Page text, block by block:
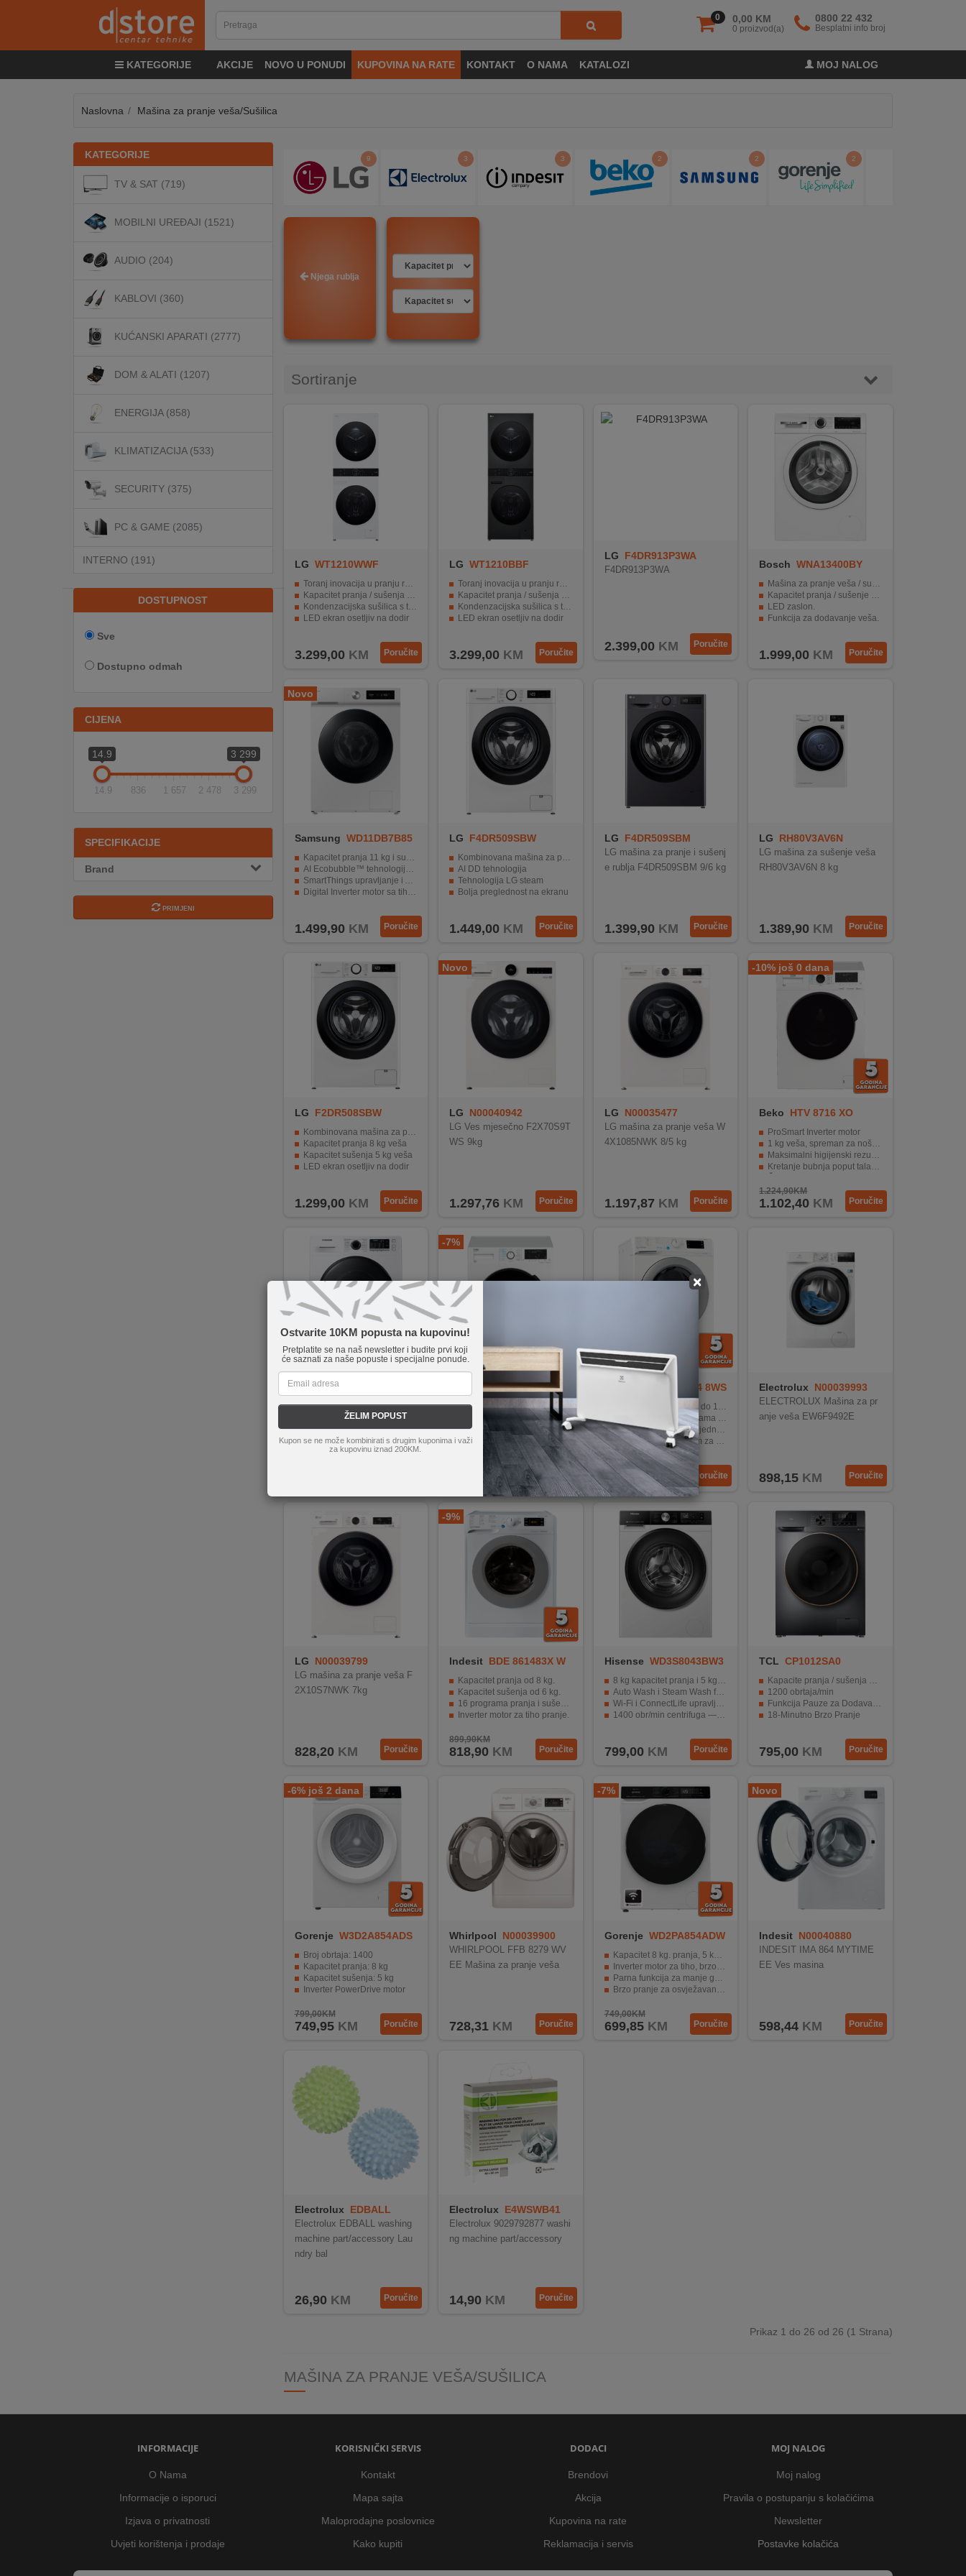
0 0,00 KM
0 proizvod(a)
0800 22 432
Besplatni info broj
KATEGORIJE AKCIJE NOVO U PONUDI KUPOVINA NA RATE KONTAKT O NAMA KATALOZI MOJ NALOG
&
KLIMATIZACIJA
×
Ostvarite 10KM popusta na kupovinu!
Pretplatite se na naš newsletter i budite prvi koji
će saznati za naše popuste i specijalne ponude.
ŽELIM POPUST
Kupon se ne može kombinirati s drugim kuponima i važi
za kupovinu iznad 200KM.
Naslovna Mašina za pranje veša/Sušilica
KATEGORIJE
TV & SAT (719)
MOBILNI UREĐAJI (1521)
AUDIO (204)
KABLOVI (360)
KUĆANSKI APARATI (2777)
DOM & ALATI (1207)
ENERGIJA (858)
KLIMATIZACIJA (533)
SECURITY (375)
PC & GAME (2085)
INTERNO (191)
DOSTUPNOST
Sve
Dostupno odmah
CIJENA
14.9 3 299
14.9 836 1 657 2 478 3 299
SPECIFIKACIJE
Brand
PRIMJENI
9 3 3 2 2 2
Njega rublja
Sortiranje
LG WT1210WWF
Toranj inovacija u pranju rublja
Kapacitet pranja / sušenja 12 / 10 kg veša
Kondenzacijska sušilica s toplinskom pumpom
LED ekran osetljiv na dodir
3.299,00 KM Poručite
LG WT1210BBF
Toranj inovacija u pranju rublja
Kapacitet pranja / sušenja 12 / 10 kg veša
Kondenzacijska sušilica s toplinskom pumpom
LED ekran osetljiv na dodir
3.299,00 KM Poručite
LG F4DR913P3WA
F4DR913P3WA
2.399,00 KM Poručite
Bosch WNA13400BY
Mašina za pranje veša / sušenje, 1400 obrtaja.
Kapacitet pranja / sušenje 8 / 5 kg.
LED zaslon.
Funkcija za dodavanje veša.
1.999,00 KM Poručite
Novo
Samsung WD11DB7B85
GWU4
Kapacitet pranja 11 kg i sušenja 7 kg
AI Ecobubble™ tehnologija za efikasno pranje pri nižim temperaturama
SmartThings upravljanje i AI Energy Mode za optimizaciju potrošnje
Digital Inverter motor sa tihim i dugotrajnim radom
1.499,90 KM Poručite
LG F4DR509SBW
Kombinovana mašina za pranje veša sa parom
AI DD tehnologija
Tehnologija LG steam
Bolja preglednost na ekranu
1.449,00 KM Poručite
LG F4DR509SBM
LG mašina za pranje i sušenj
e rublja F4DR509SBM 9/6 kg
1.399,90 KM Poručite
LG RH80V3AV6N
LG mašina za sušenje veša
RH80V3AV6N 8 kg
1.389,90 KM Poručite
LG F2DR508SBW
Kombinovana mašina za pranje veša sa parom
Kapacitet pranja 8 kg veša
Kapacitet sušenja 5 kg veša
LED ekran osetljiv na dodir
1.299,00 KM Poručite
Novo
LG N00040942
LG Ves mjesečno F2X70S9T
WS 9kg
1.297,76 KM Poručite
LG N00035477
LG mašina za pranje veša W
4X1085NWK 8/5 kg
1.197,87 KM Poručite
-10% još 0 dana
Beko HTV 8716 XO
ProSmart Inverter motor
1 kg veša, spreman za nošenje za 1 sat
Maksimalni higijenski rezultati na bilo kojoj temperaturi
Kretanje bubnja poput talasa za nježniji tretman
1.224,90KM
1.102,40 KM Poručite
Samsung
E/LE
Pranje i sušenje u jednom uređaju — maksimalna praktičnost
EcoBubble™ tehnologija za učinkovito pranje na niskim temperaturama
Hygiene Steam ciklus za dodatnu higijenu i svježinu rublja
Digital Inverter motor za tihi rad i dugotrajnost.
Moderan dizajn i intuitivne kontrole za jednostavno korištenje.
-7%
HTE 7616 X0
Kapacitet pranja od 7 kg
Kapacitet sušenja od 4 kg
15 programa, uključujući Eco 40°C
ProSmart™ inverter motor
Odložen start do 24 sata
969,00KM
901,15KM Poručite
BDE 107624 8WS
Veliki kapacitet pranja do 10 kg i sušenja do 7 kg
16 prilagodljivih programa za različite tekstile i potrebe
Funkcija Push&Go za jednostavno pranje i sušenje jednim pritiskom
Wash&Dry 45 program za brzo pranje i sušenje
Digitalni LCD ekran za lakše upravljanje ciklusima
899,90 KM Poručite
Electrolux N00039993
ELECTROLUX Mašina za pr
anje veša EW6F9492E
898,15 KM Poručite
LG N00039799
LG mašina za pranje veša F
2X10S7NWK 7kg
828,20 KM Poručite
-9%
Indesit BDE 861483X W
Kapacitet pranja od 8 kg.
Kapacitet sušenja od 6 kg.
16 programa pranja i sušenja.
Inverter motor za tiho pranje.
899,90KM
818,90 KM Poručite
Hisense WD3S8043BW3
8 kg kapacitet pranja i 5 kg sušenja — dobra kombinacija za domaće potrebe
Auto Wash i Steam Wash funkcije — automatsko prilagođavanje i para za čišće rublje
Wi-Fi i ConnectLife upravljanje — kontrola i praćenje ciklusa na daljinu
1400 obr/min centrifuga — učinkovito uklanjanje vode i skraćivanje sušenja
799,00 KM Poručite
TCL CP1012SA0
Kapacite pranja / sušenja 10/6 kg.
1200 obrtaja/min
Funkcija Pauze za Dodavanje Odeće
18-Minutno Brzo Pranje
795,00 KM Poručite
-6% još 2 dana
Gorenje W3D2A854ADS
Broj obrtaja: 1400
Kapacitet pranja: 8 kg
Kapacitet sušenja: 5 kg
Inverter PowerDrive motor
799,00KM
749,95KM Poručite
Whirlpool N00039900
WHIRLPOOL FFB 8279 WV
EE Mašina za pranje veša
728,31 KM Poručite
-7%
Gorenje WD2PA854ADW
Kapacitet 8 kg. pranja, 5 kg. sušenja
Inverter motor za tiho, brzo i energetski ekonomično pranje
Parna funkcija za manje gužvanja i higijenski čist bubanj
Brzo pranje za osvježavanje odjeće u samo 15 minuta
749,00KM
699,85KM Poručite
Novo
Indesit N00040880
INDESIT IMA 864 MYTIME
EE Ves masina
598,44 KM Poručite
Electrolux EDBALL
Electrolux EDBALL washing
machine part/accessory Lau
ndry bal
26,90 KM Poručite
Electrolux E4WSWB41
Electrolux 9029792877 washi
ng machine part/accessory
14,90 KM Poručite
Prikaz 1 do 26 od 26 (1 Strana)
MAŠINA ZA PRANJE VEŠA/SUŠILICA
INFORMACIJE
O Nama
Informacije o isporuci
Izjava o privatnosti
Uvjeti korištenja i prodaje
KORISNIČKI SERVIS
Kontakt
Mapa sajta
Maloprodajne poslovnice
Kako kupiti
DODACI
Brendovi
Akcija
Kupovina na rate
Reklamacija i servis
MOJ NALOG
Moj nalog
Pravila o postupanju s kolačićima
Newsletter
Postavke kolačića